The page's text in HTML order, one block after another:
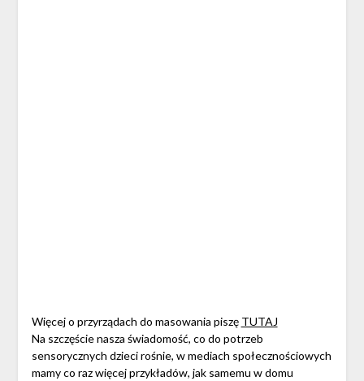
Więcej o przyrządach do masowania piszę TUTAJ
Na szczęście nasza świadomość, co do potrzeb
sensorycznych dzieci rośnie, w mediach społecznościowych
mamy co raz więcej przykładów, jak samemu w domu